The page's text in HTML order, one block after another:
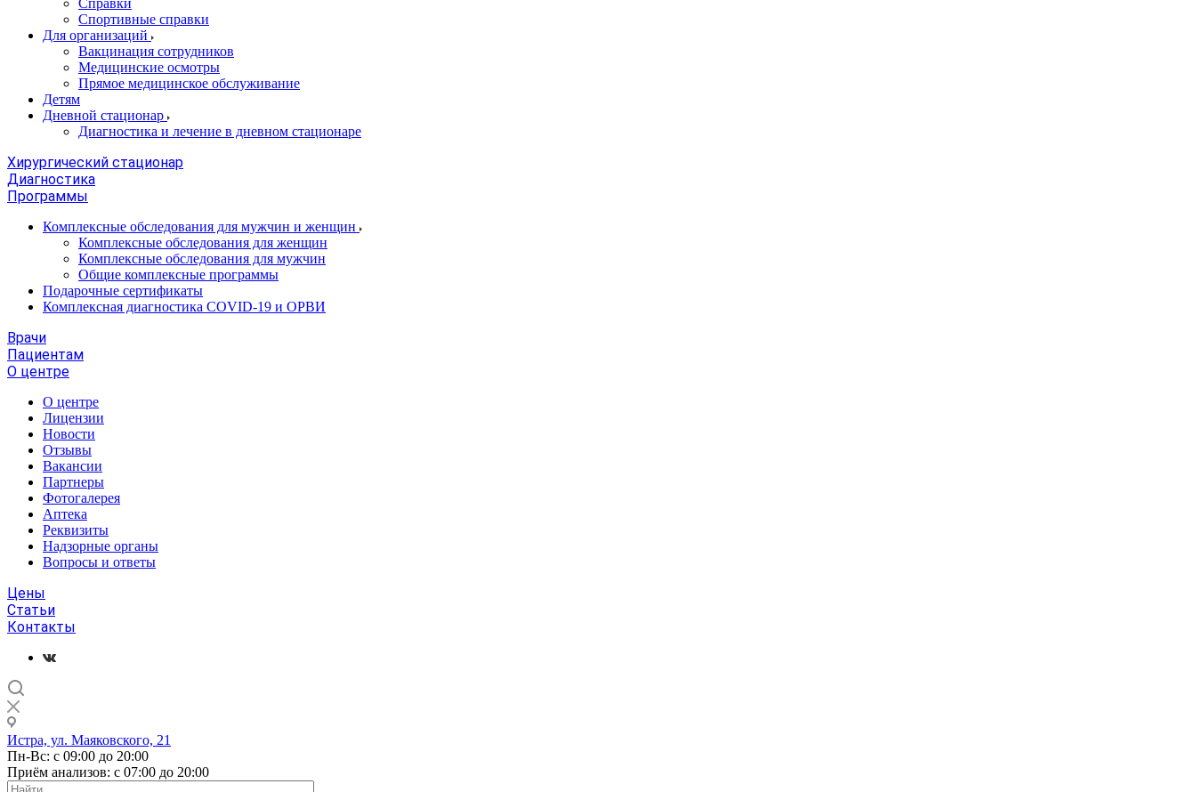
Справки
Спортивные справки
Для организаций
Вакцинация сотрудников
Медицинские осмотры
Прямое медицинское обслуживание
Детям
Дневной стационар
Диагностика и лечение в дневном стационаре
Хирургический стационар
Диагностика
Программы
Комплексные обследования для мужчин и женщин
Комплексные обследования для женщин
Комплексные обследования для мужчин
Общие комплексные программы
Подарочные сертификаты
Комплексная диагностика COVID-19 и ОРВИ
Врачи
Пациентам
О центре
О центре
Лицензии
Новости
Отзывы
Вакансии
Партнеры
Фотогалерея
Аптека
Реквизиты
Надзорные органы
Вопросы и ответы
Цены
Статьи
Контакты
Истра, ул. Маяковского, 21
Пн-Вс: с 09:00 до 20:00
Приём анализов: с 07:00 до 20:00